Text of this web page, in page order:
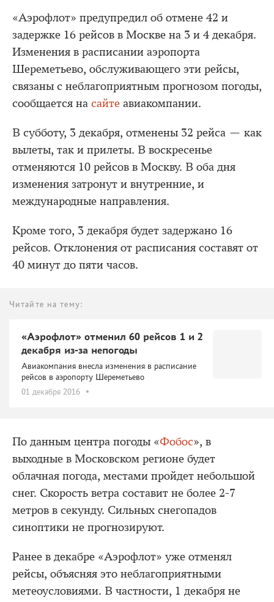
«Аэрофлот» предупредил об отмене 42 и
задержке 16 рейсов в Москве на 3 и 4 декабря.
Изменения в расписании аэропорта
Шереметьево, обслуживающего эти рейсы,
связаны с неблагоприятным прогнозом погоды,
сообщается на сайте авиакомпании.
В субботу, 3 декабря, отменены 32 рейса — как
вылеты, так и прилеты. В воскресенье
отменяются 10 рейсов в Москву. В оба дня
изменения затронут и внутренние, и
международные направления.
Кроме того, 3 декабря будет задержано 16
рейсов. Отклонения от расписания составят от
40 минут до пяти часов.
Читайте на тему:
«Аэрофлот» отменил 60 рейсов 1 и 2
декабря из-за непогоды
Авиакомпания внесла изменения в расписание
рейсов в аэропорту Шереметьево
01 декабря 2016
По данным центра погоды «Фобос», в
выходные в Московском регионе будет
облачная погода, местами пройдет небольшой
снег. Скорость ветра составит не более 2-7
метров в секунду. Сильных снегопадов
синоптики не прогнозируют.
Ранее в декабре «Аэрофлот» уже отменял
рейсы, объясняя это неблагоприятными
метеоусловиями. В частности, 1 декабря не